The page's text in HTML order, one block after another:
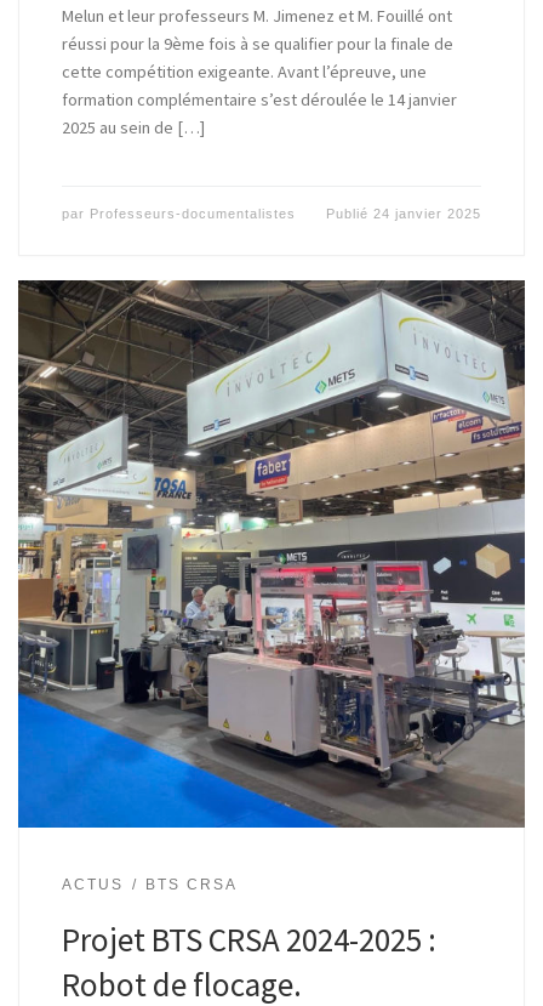
Melun et leur professeurs M. Jimenez et M. Fouillé ont
réussi pour la 9ème fois à se qualifier pour la finale de
cette compétition exigeante. Avant l’épreuve, une
formation complémentaire s’est déroulée le 14 janvier
2025 au sein de […]
par Professeurs-documentalistes Publié 24 janvier 2025
ACTUS BTS CRSA
Projet BTS CRSA 2024-2025 :
Robot de flocage.